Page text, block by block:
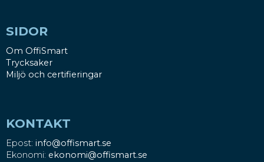
SIDOR
Om OffiSmart
Trycksaker
Miljö och certifieringar
KONTAKT
Epost: info@offismart.se
Ekonomi: ekonomi@offismart.se